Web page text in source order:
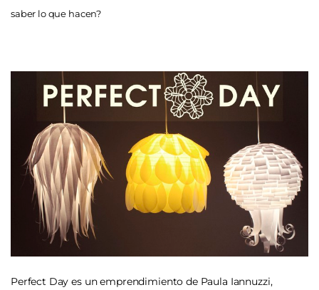
saber lo que hacen?
Perfect Day es un emprendimiento de Paula Iannuzzi,